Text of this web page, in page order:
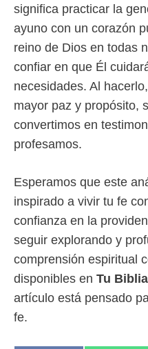
significa practicar la
ayuno con un corazón
reino de Dios en todas
confiar en que Él
necesidades. Al
mayor paz y propósito,
convertimos en
profesamos.
Esperamos que este
inspirado a vivir tu fe
confianza en la
seguir explorando y
comprensión espiritual
disponibles en Tu
artículo está pensado
fe.